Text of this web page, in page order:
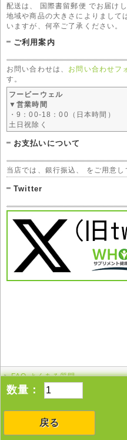
数量：
戻る
配送は、 国際書留郵便 でお届けし
地域や商品の大きさによりまして
いますが、何卒ご了承ください。
ご利用案内
お問い合わせは、 お問い合わせフ
す。
フービーウェル
▼営業時間
・9：00-18：00（日本時間）
土日祝除く
お支払いについて
当店では、銀行振込、 をご用意し
Twitter
FAQ よくある質問
Copyright © 2005-2026